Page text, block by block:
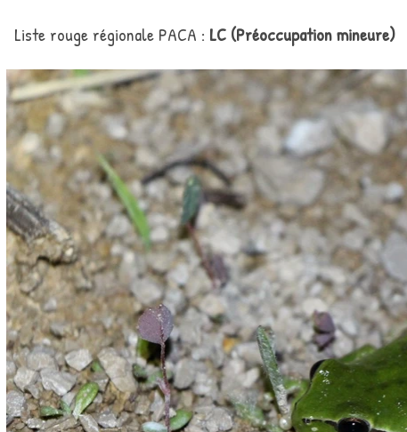
Liste rouge régionale PACA : LC (Préoccupation mineure)